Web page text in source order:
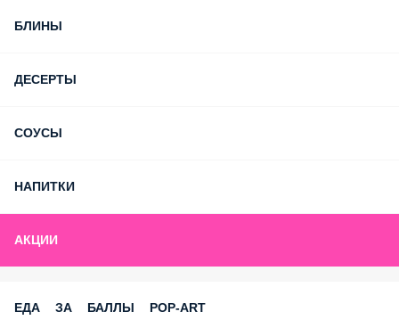
БЛИНЫ
ДЕСЕРТЫ
СОУСЫ
НАПИТКИ
АКЦИИ
ЕДА ЗА БАЛЛЫ POP-ART